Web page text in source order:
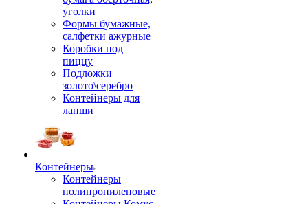
уголки
Формы бумажные,
салфетки ажурные
Коробки под
пиццу
Подложки
золото\серебро
Контейнеры для
лапши
Контейнеры
Контейнеры
полипропиленовые